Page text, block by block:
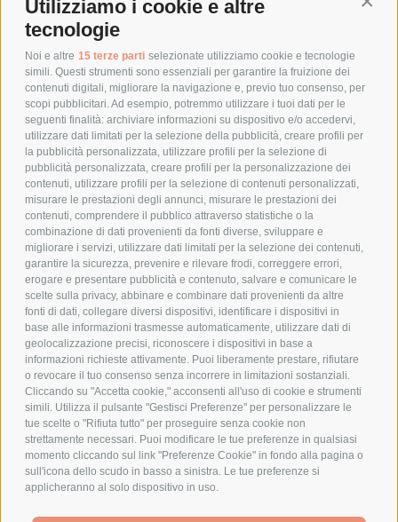
Utilizziamo i cookie e altre
tecnologie
Noi e altre 15 terze parti selezionate utilizziamo cookie e tecnologie
simili. Questi strumenti sono essenziali per garantire la fruizione dei
contenuti digitali, migliorare la navigazione e, previo tuo consenso, per
scopi pubblicitari. Ad esempio, potremmo utilizzare i tuoi dati per le
seguenti finalità: archiviare informazioni su dispositivo e/o accedervi,
utilizzare dati limitati per la selezione della pubblicità, creare profili per
la pubblicità personalizzata, utilizzare profili per la selezione di
pubblicità personalizzata, creare profili per la personalizzazione dei
contenuti, utilizzare profili per la selezione di contenuti personalizzati,
misurare le prestazioni degli annunci, misurare le prestazioni dei
contenuti, comprendere il pubblico attraverso statistiche o la
combinazione di dati provenienti da fonti diverse, sviluppare e
migliorare i servizi, utilizzare dati limitati per la selezione dei contenuti,
garantire la sicurezza, prevenire e rilevare frodi, correggere errori,
erogare e presentare pubblicità e contenuto, salvare e comunicare le
scelte sulla privacy, abbinare e combinare dati provenienti da altre
fonti di dati, collegare diversi dispositivi, identificare i dispositivi in
base alle informazioni trasmesse automaticamente, utilizzare dati di
geolocalizzazione precisi, riconoscere i dispositivi in base a
informazioni richieste attivamente. Puoi liberamente prestare, rifiutare
o revocare il tuo consenso senza incorrere in limitazioni sostanziali.
Cliccando su "Accetta cookie," acconsenti all'uso di cookie e strumenti
simili. Utilizza il pulsante "Gestisci Preferenze" per personalizzare le
tue scelte o "Rifiuta tutto" per proseguire senza cookie non
strettamente necessari. Puoi modificare le tue preferenze in qualsiasi
momento cliccando sul link "Preferenze Cookie" in fondo alla pagina o
sull'icona dello scudo in basso a sinistra. Le tue preferenze si
applicheranno al solo dispositivo in uso.
COSTI DI SPEDIZIONE
POLITICA DI RESO
POLICY
PRIVACY POLICY
COOKIE POLICY
PAGAMENTI SICURI
AZIENDA
CHI SIAMO
MARCHI TRATTATI
CONDOMINI
Bonifico
Bancario